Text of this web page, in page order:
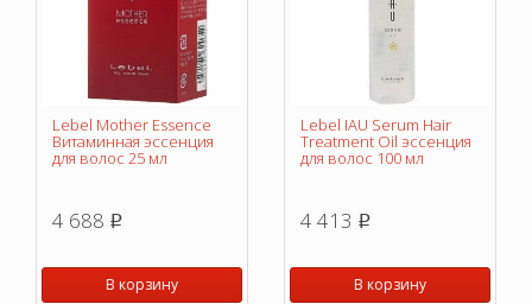
Lebel Mother Essence
Витаминная эссенция
для волос 25 мл
4 688 p
В корзину
Lebel IAU Serum Hair
Treatment Oil эссенция
для волос 100 мл
4 413 p
В корзину